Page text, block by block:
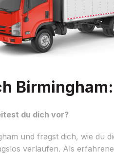
du dich vor?
und fragst dich, wie du
verlaufen. Als